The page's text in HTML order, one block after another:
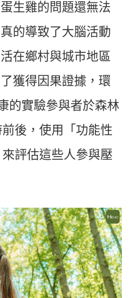
生雞的問題還無法
的導致了大腦活動
在鄉村與城市地區
獲得因果證據，環
的實驗參與者於森林
後，使用「功能性
評估這些人參與壓